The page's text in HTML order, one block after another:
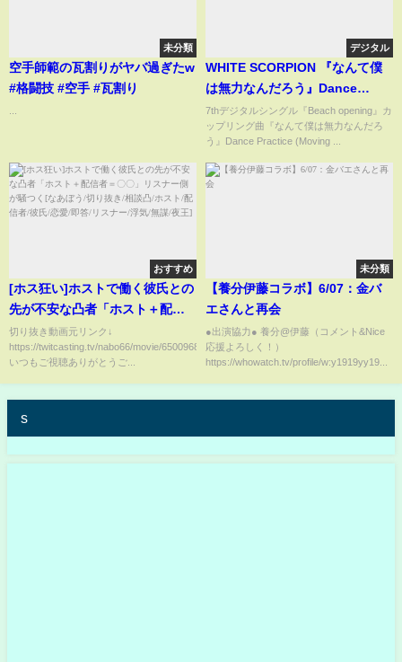
未分類
空手師範の瓦割りがヤバ過ぎたw
#格闘技 #空手 #瓦割り
デジタル
WHITE SCORPION 『なんて僕
は無力なんだろう』Dance
Practice (Moving ver.)
7thデジタルシングル『Beach opening』カ
ップリング曲『なんて僕は無力なんだろ
う』Dance Practice (Moving ...
おすすめ
[ホス狂い]ホストで働く彼氏との
先が不安な凸者「ホスト＋配信
者＝〇〇」リスナー側が騒つく
[なあぼう/切り抜き/相談凸/ホス
ト/配信者/彼氏/恋愛/即答/リスナ
切り抜き動画元リンク↓
https://twitcasting.tv/nabo66/movie/650096854
いつもご視聴ありがとうご...
未分類
【養分伊藤コラボ】6/07：金バ
エさんと再会
●出演協力● 養分@伊藤（コメント&Nice
応援よろしく！）
https://whowatch.tv/profile/w:y1919yy19...
s